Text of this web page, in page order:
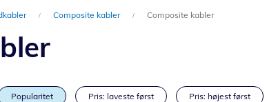
Composite kabler Composite kabler
Popularitet Pris: laveste først Pris: højest først